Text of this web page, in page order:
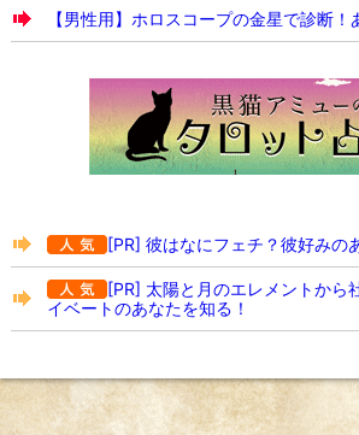
【男性用】ホロスコープの金星で診断
[PR] 彼はなにフェチ？彼好みの
[PR] 太陽と月のエレメントから
イベートのあなたを知る！